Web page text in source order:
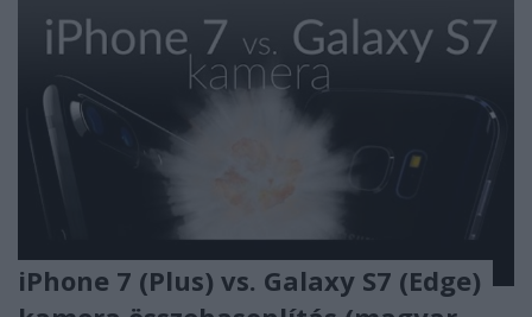
iPhone 7 (Plus) vs. Galaxy S7 (Edge)